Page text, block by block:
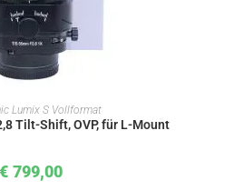
WARENKORB
Lumix S Vollformat
Tilt-Shift, OVP, für L-Mount
€ 799,00